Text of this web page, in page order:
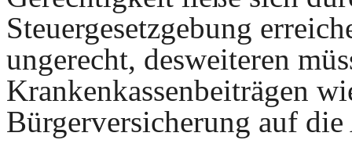
Steuergesetzgebung
ungerecht, desweiteren
Krankenkassenbeiträgen
Bürgerversicherung auf die